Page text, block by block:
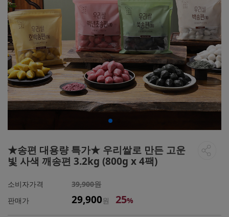
★송편 대용량 특가★ 우리쌀로 만든 고운
빛 사색 깨송편 3.2kg (800g x 4팩)
소비자가격
39,900원
판매가
29,900원 25%